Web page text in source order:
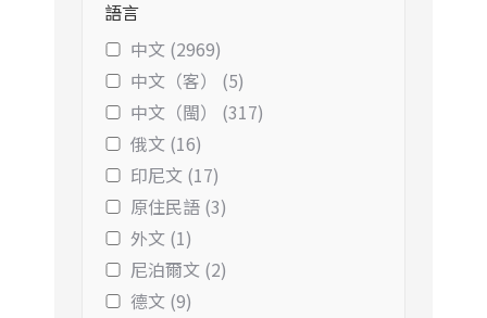
語言
中文 (2969)
中文（客） (5)
中文（閩） (317)
俄文 (16)
印尼文 (17)
原住民語 (3)
外文 (1)
尼泊爾文 (2)
德文 (9)